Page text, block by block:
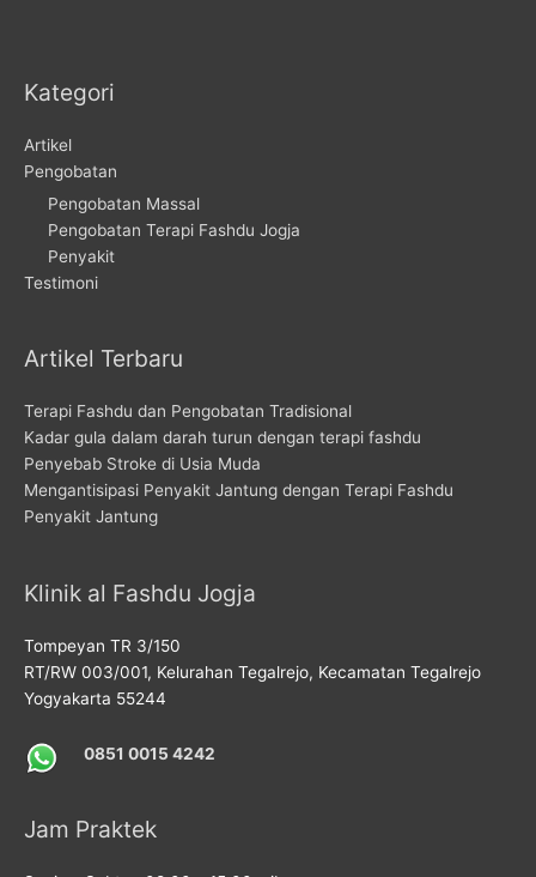
Kategori
Artikel
Pengobatan
Pengobatan Massal
Pengobatan Terapi Fashdu Jogja
Penyakit
Testimoni
Artikel Terbaru
Terapi Fashdu dan Pengobatan Tradisional
Kadar gula dalam darah turun dengan terapi fashdu
Penyebab Stroke di Usia Muda
Mengantisipasi Penyakit Jantung dengan Terapi Fashdu
Penyakit Jantung
Klinik al Fashdu Jogja
Tompeyan TR 3/150
RT/RW 003/001, Kelurahan Tegalrejo, Kecamatan Tegalrejo
Yogyakarta 55244
0851 0015 4242
Jam Praktek